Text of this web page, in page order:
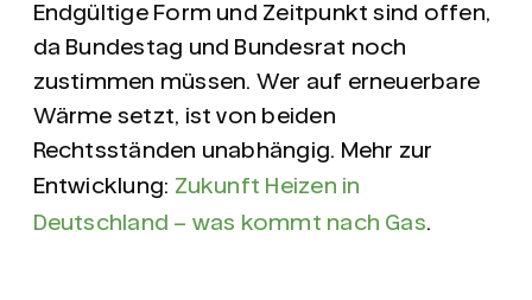
Endgültige Form und Zeitpunkt sind offen,
da Bundestag und Bundesrat noch
zustimmen müssen. Wer auf erneuerbare
Wärme setzt, ist von beiden
Rechtsständen unabhängig. Mehr zur
Entwicklung: Zukunft Heizen in
Deutschland – was kommt nach Gas.